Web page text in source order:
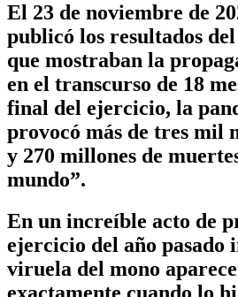
El 23 de noviembre de
publicó los resultados del
que mostraban la
en el transcurso de 18
final del ejercicio, la
provocó más de tres mil
y 270 millones de
mundo”.
En un increíble acto de
ejercicio del año pasado
viruela del mono